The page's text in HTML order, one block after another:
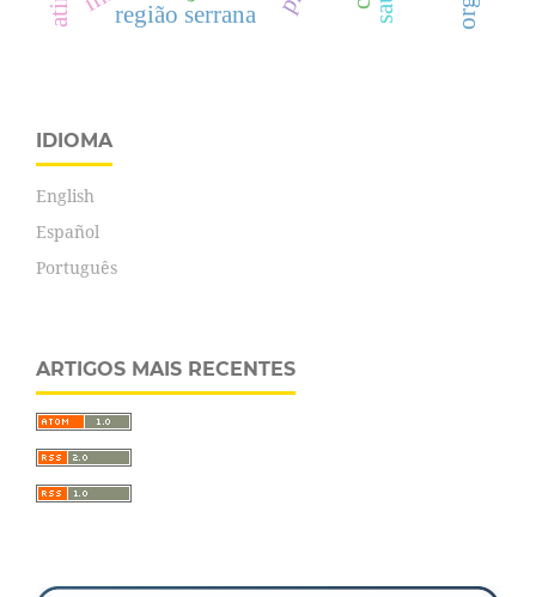
região serrana
IDIOMA
English
Español
Português
ARTIGOS MAIS RECENTES